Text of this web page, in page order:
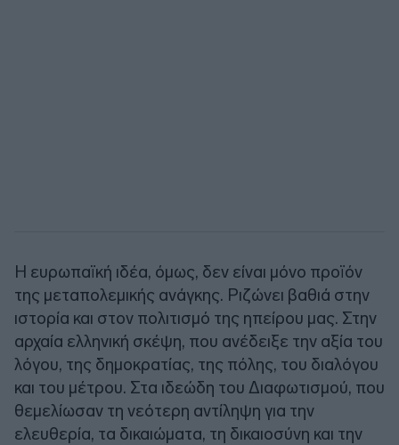
Η ευρωπαϊκή ιδέα, όμως, δεν είναι μόνο προϊόν
της μεταπολεμικής ανάγκης. Ριζώνει βαθιά στην
ιστορία και στον πολιτισμό της ηπείρου μας. Στην
αρχαία ελληνική σκέψη, που ανέδειξε την αξία του
λόγου, της δημοκρατίας, της πόλης, του διαλόγου
και του μέτρου. Στα ιδεώδη του Διαφωτισμού, που
θεμελίωσαν τη νεότερη αντίληψη για την
ελευθερία, τα δικαιώματα, τη δικαιοσύνη και την